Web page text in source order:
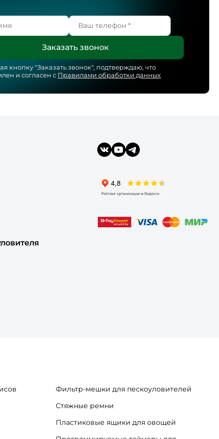
кнопку "Заказать звонок", подтверждаю, что
и согласен с Правилами обработки данных
Фильтр-мешки для пескоуловителей
Стяжные ремни
Пластиковые ящики для овощей